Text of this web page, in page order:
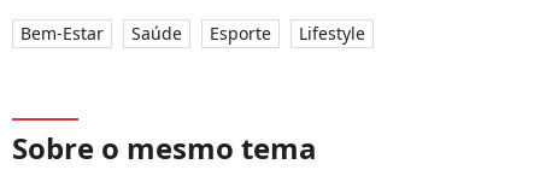
Bem-Estar Saúde Esporte Lifestyle
Sobre o mesmo tema